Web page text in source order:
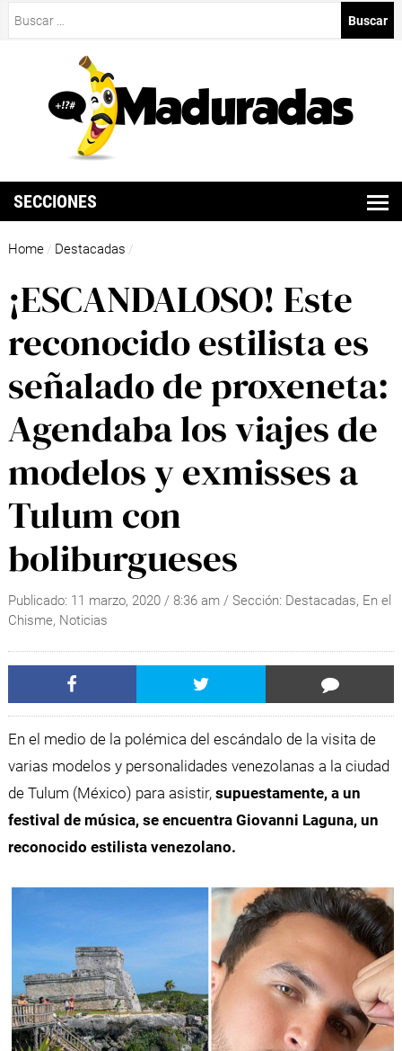
SECCIONES
Home / Destacadas /
¡ESCANDALOSO! Este
reconocido estilista es
señalado de proxeneta:
Agendaba los viajes de
modelos y exmisses a
Tulum con
boliburgueses
Publicado: 11 marzo, 2020/ 8:36 am / Sección: Destacadas, En el
Chisme, Noticias
En el medio de la polémica del escándalo de la visita de
varias modelos y personalidades venezolanas a la ciudad
de Tulum (México) para asistir, supuestamente, a un
festival de música, se encuentra Giovanni Laguna, un
reconocido estilista venezolano.